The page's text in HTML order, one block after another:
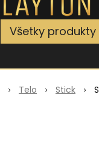
Všetky produkty
Telo Stick